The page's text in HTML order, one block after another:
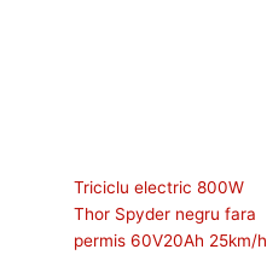
Triciclu electric 800W
Thor Spyder negru fara
permis 60V20Ah 25km/h